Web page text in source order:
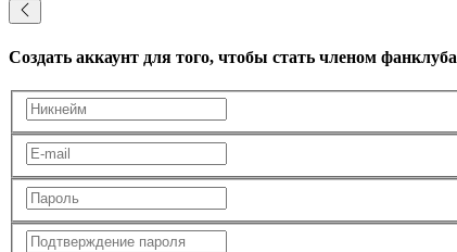
Создать аккаунт для того, чтобы стать членом фанклуба